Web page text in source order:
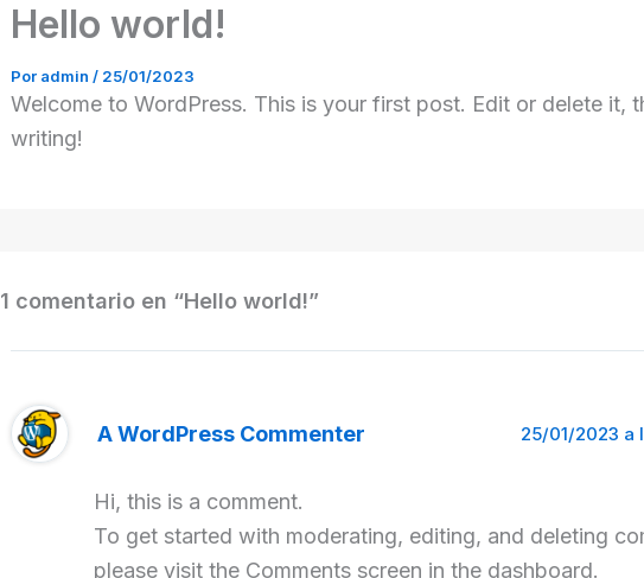
Hello world!
Por admin / 25/01/2023
Welcome to WordPress. This is your first post. Edit or delete it,
writing!
1 comentario en “Hello world!”
A WordPress Commenter 25/01/2023 a
Hi, this is a comment.
To get started with moderating, editing, and deleting
please visit the Comments screen in the dashboard.